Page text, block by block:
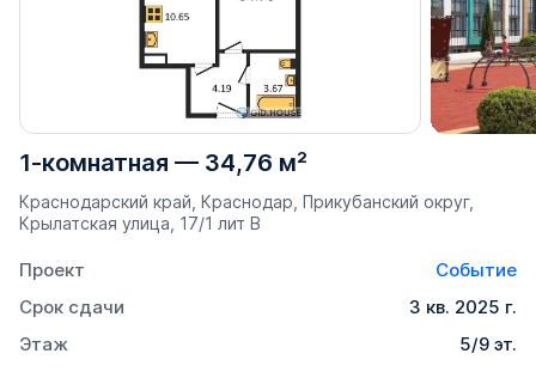
1-комнатная — 34,76 м²
Краснодарский край, Краснодар, Прикубанский округ,
Крылатская улица, 17/1 лит В
Проект
Событие
Срок сдачи
3 кв. 2025 г.
Этаж
5/9 эт.